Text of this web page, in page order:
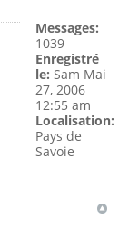
Messages:
1039
Enregistré
le: Sam Mai
27, 2006
12:55 am
Localisation:
Pays de
Savoie